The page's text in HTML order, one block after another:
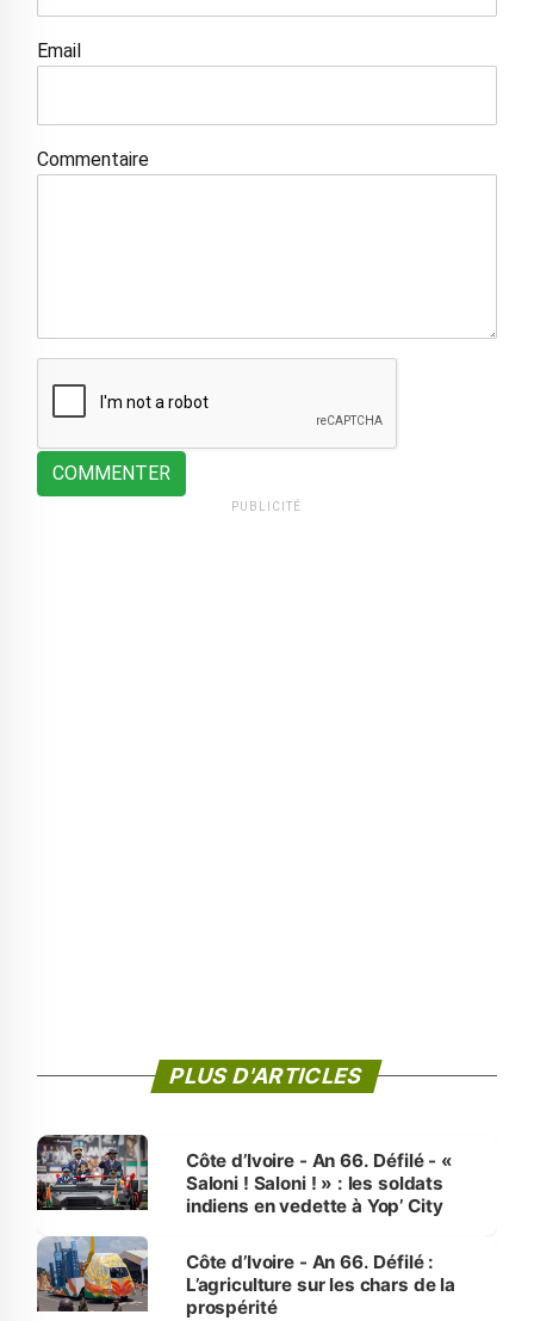
Email
Commentaire
COMMENTER
PUBLICITÉ
PLUS D'ARTICLES
Côte d’Ivoire - An 66. Défilé - «
Saloni ! Saloni ! » : les soldats
indiens en vedette à Yop’ City
Côte d’Ivoire - An 66. Défilé :
L’agriculture sur les chars de la
prospérité